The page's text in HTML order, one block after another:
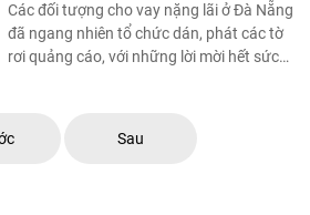
Các đối tượng cho vay nặng lãi ở Đà Nẵng
đã ngang nhiên tổ chức dán, phát các tờ
rơi quảng cáo, với những lời mời hết sức
Sau